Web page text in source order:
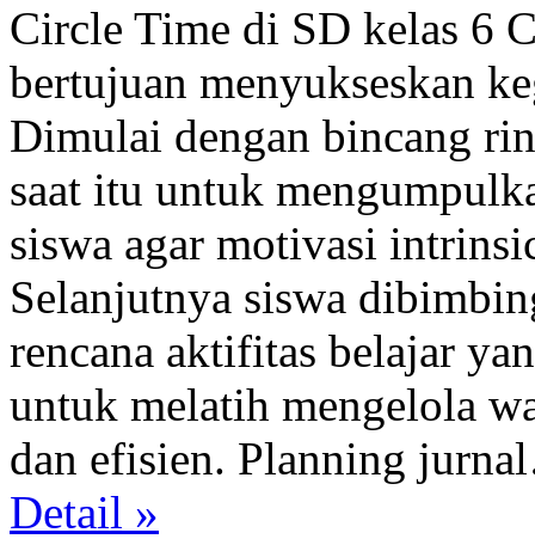
Circle Time di SD kelas 6
bertujuan menyukseskan
Dimulai dengan bincang
saat itu untuk
siswa agar motivasi
Selanjutnya siswa
rencana aktifitas belajar
untuk melatih mengelola
dan efisien. Planning
Detail »